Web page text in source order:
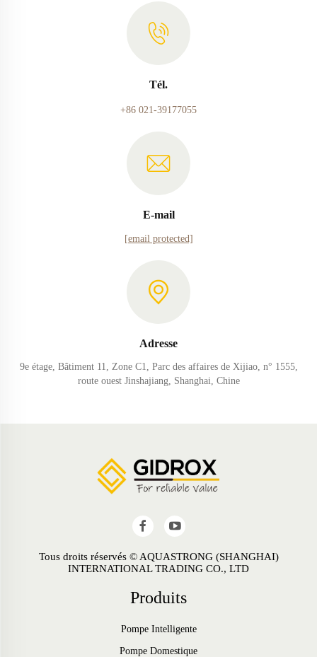
Tél.
+86 021-39177055
E-mail
[email protected]
Adresse
9e étage, Bâtiment 11, Zone C1, Parc des affaires de Xijiao, n° 1555,
route ouest Jinshajiang, Shanghai, Chine
Tous droits réservés © AQUASTRONG (SHANGHAI)
INTERNATIONAL TRADING CO., LTD
Produits
Pompe Intelligente
Pompe Domestique